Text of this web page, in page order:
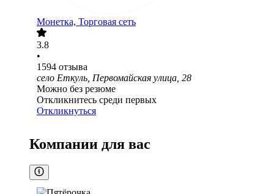
Монетка, Торговая сеть
3.8
•
1594 отзыва
село Еткуль, Первомайская улица, 28
Можно без резюме
Откликнитесь среди первых
Откликнуться
Компании для вас